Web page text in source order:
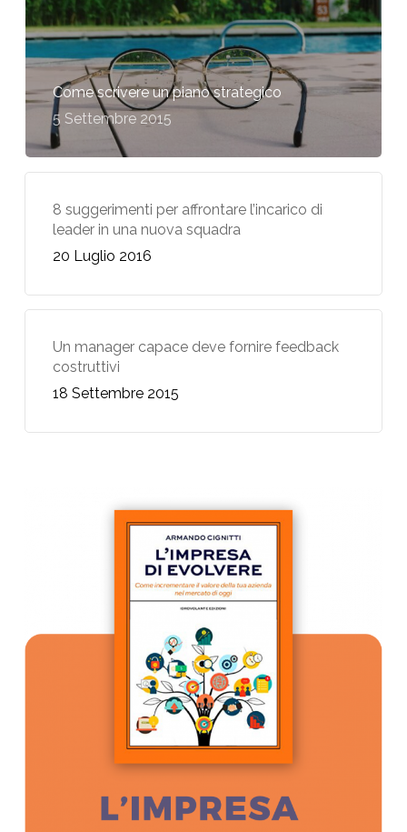
Come scrivere un piano strategico
5 Settembre 2015
8 suggerimenti per affrontare l’incarico di
leader in una nuova squadra
20 Luglio 2016
Un manager capace deve fornire feedback
costruttivi
18 Settembre 2015